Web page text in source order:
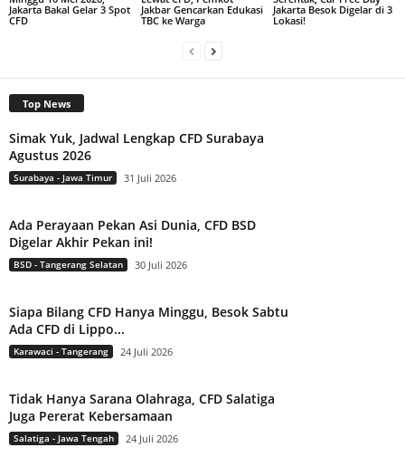
Jakarta Bakal Gelar 3 Spot
CFD
Jakbar Gencarkan Edukasi
TBC ke Warga
Jakarta Besok Digelar di 3
Lokasi!
Top News
Simak Yuk, Jadwal Lengkap CFD Surabaya
Agustus 2026
Surabaya - Jawa Timur 31 Juli 2026
Ada Perayaan Pekan Asi Dunia, CFD BSD
Digelar Akhir Pekan ini!
BSD - Tangerang Selatan 30 Juli 2026
Siapa Bilang CFD Hanya Minggu, Besok Sabtu
Ada CFD di Lippo...
Karawaci - Tangerang 24 Juli 2026
Tidak Hanya Sarana Olahraga, CFD Salatiga
Juga Pererat Kebersamaan
Salatiga - Jawa Tengah 24 Juli 2026